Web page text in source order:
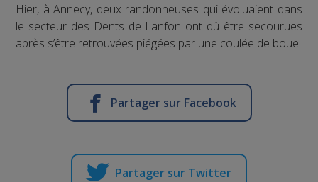
Hier, à Annecy, deux randonneuses qui évoluaient dans
le secteur des Dents de Lanfon ont dû être secourues
après s’être retrouvées piégées par une coulée de boue.
Partager sur Facebook
Partager sur Twitter